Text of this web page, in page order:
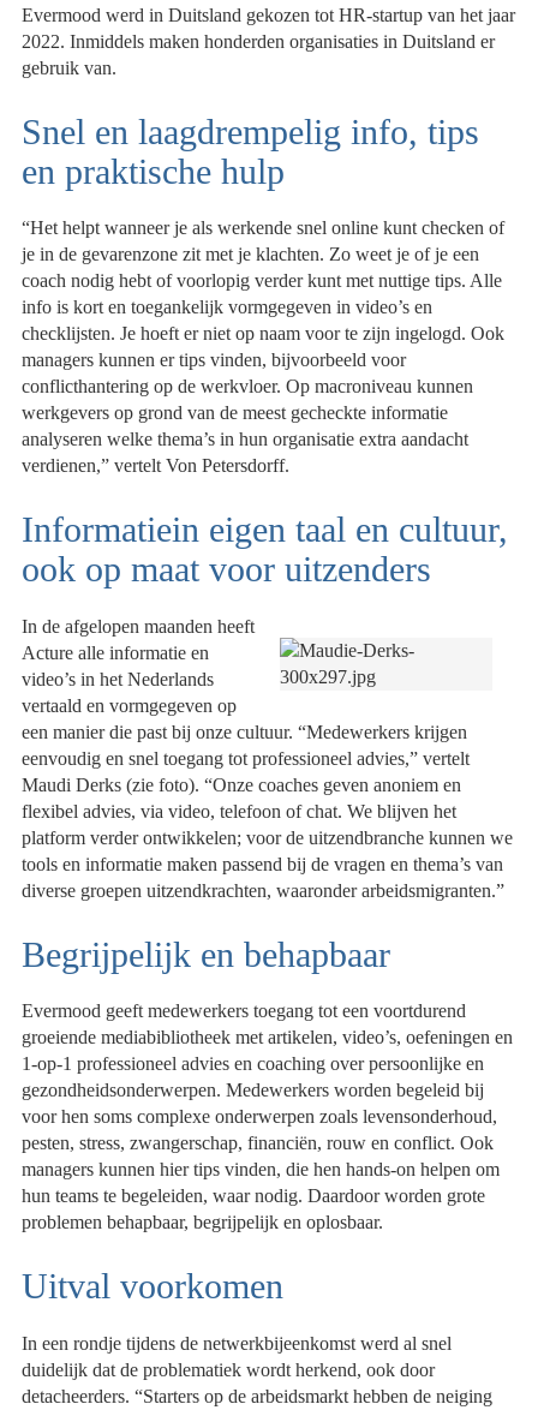
Evermood werd in Duitsland gekozen tot HR-startup van het jaar
2022. Inmiddels maken honderden organisaties in Duitsland er
gebruik van.
Snel en laagdrempelig info, tips
en praktische hulp
“Het helpt wanneer je als werkende snel online kunt checken of
je in de gevarenzone zit met je klachten. Zo weet je of je een
coach nodig hebt of voorlopig verder kunt met nuttige tips. Alle
info is kort en toegankelijk vormgegeven in video’s en
checklijsten. Je hoeft er niet op naam voor te zijn ingelogd. Ook
managers kunnen er tips vinden, bijvoorbeeld voor
conflicthantering op de werkvloer. Op macroniveau kunnen
werkgevers op grond van de meest gecheckte informatie
analyseren welke thema’s in hun organisatie extra aandacht
verdienen,” vertelt Von Petersdorff.
Informatiein eigen taal en cultuur,
ook op maat voor uitzenders
In de afgelopen maanden heeft
Acture alle informatie en
video’s in het Nederlands
vertaald en vormgegeven op
een manier die past bij onze cultuur. “Medewerkers krijgen
eenvoudig en snel toegang tot professioneel advies,” vertelt
Maudi Derks (zie foto). “Onze coaches geven anoniem en
flexibel advies, via video, telefoon of chat. We blijven het
platform verder ontwikkelen; voor de uitzendbranche kunnen we
tools en informatie maken passend bij de vragen en thema’s van
diverse groepen uitzendkrachten, waaronder arbeidsmigranten.”
Begrijpelijk en behapbaar
Evermood geeft medewerkers toegang tot een voortdurend
groeiende mediabibliotheek met artikelen, video’s, oefeningen en
1-op-1 professioneel advies en coaching over persoonlijke en
gezondheidsonderwerpen. Medewerkers worden begeleid bij
voor hen soms complexe onderwerpen zoals levensonderhoud,
pesten, stress, zwangerschap, financiën, rouw en conflict. Ook
managers kunnen hier tips vinden, die hen hands-on helpen om
hun teams te begeleiden, waar nodig. Daardoor worden grote
problemen behapbaar, begrijpelijk en oplosbaar.
Uitval voorkomen
In een rondje tijdens de netwerkbijeenkomst werd al snel
duidelijk dat de problematiek wordt herkend, ook door
detacheerders. “Starters op de arbeidsmarkt hebben de neiging